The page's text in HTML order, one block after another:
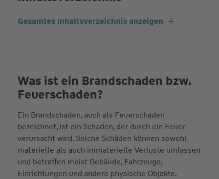
Gesamtes Inhaltsverzeichnis anzeigen
Was ist ein Brandschaden bzw.
Feuerschaden?
Ein Brandschaden, auch als Feuerschaden
bezeichnet, ist ein Schaden, der durch ein Feuer
verursacht wird. Solche Schäden können sowohl
materielle als auch immaterielle Verluste umfassen
und betreffen meist Gebäude, Fahrzeuge,
Einrichtungen und andere physische Objekte.